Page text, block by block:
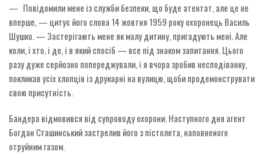
— Повідомили мене із служби безпеки, що буде атентат, але це не
вперше, — цитує його слова 14 жовтня 1959 року охоронець Василь
Шушко. — Застерігають мене як малу дитину, пригадують мені. Але
коли, і хто, і де, і в який спосіб — все під знаком запитання. Цього
разу дуже серйозно попереджували, і я вчора зробив несподіванку,
покликав усіх хлопців із друкарні на вулицю, щоби продемонструвати
свою присутність.
Бандера відмовився від супроводу охорони. ­Наступного дня агент
Богдан Сташинський застрелив його з пістолета, наповненого
отруйним газом.